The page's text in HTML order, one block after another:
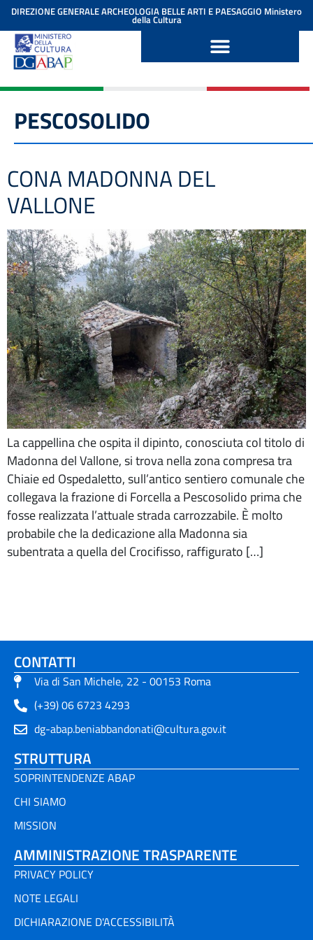
contenuto
DIREZIONE GENERALE ARCHEOLOGIA BELLE ARTI E PAESAGGIO Ministero
della Cultura
PESCOSOLIDO
CONA MADONNA DEL
VALLONE
La cappellina che ospita il dipinto, conosciuta col titolo di
Madonna del Vallone, si trova nella zona compresa tra
Chiaie ed Ospedaletto, sull’antico sentiero comunale che
collegava la frazione di Forcella a Pescosolido prima che
fosse realizzata l’attuale strada carrozzabile. È molto
probabile che la dedicazione alla Madonna sia
subentrata a quella del Crocifisso, raffigurato […]
CONTATTI
Via di San Michele, 22 - 00153 Roma
(+39) 06 6723 4293
dg-abap.beniabbandonati@cultura.gov.it
STRUTTURA
SOPRINTENDENZE ABAP
CHI SIAMO
MISSION
AMMINISTRAZIONE TRASPARENTE
PRIVACY POLICY
NOTE LEGALI
DICHIARAZIONE D'ACCESSIBILITÀ